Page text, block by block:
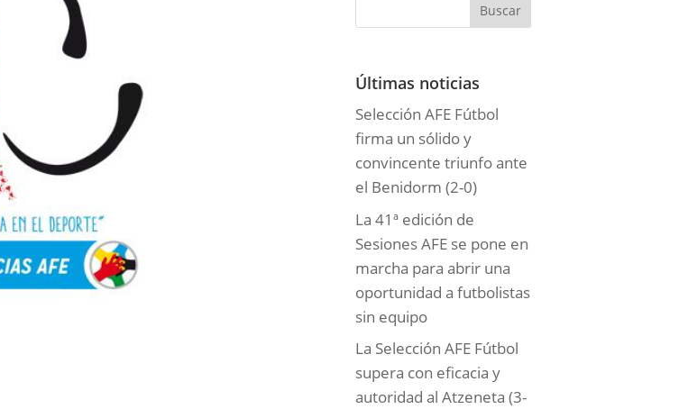
g
r
a
s
Últimas noticias
Selección AFE Fútbol
firma un sólido y
convincente triunfo ante
el Benidorm (2-0)
La 41ª edición de
Sesiones AFE se pone en
marcha para abrir una
oportunidad a futbolistas
sin equipo
La Selección AFE Fútbol
supera con eficacia y
autoridad al Atzeneta (3-